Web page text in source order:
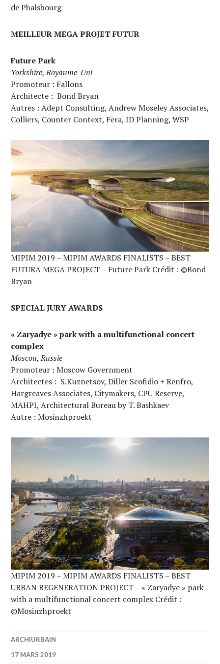
de Phalsbourg
MEILLEUR MEGA PROJET FUTUR
Future Park
Yorkshire, Royaume-Uni
Promoteur : Fallons
Architecte : Bond Bryan
Autres : Adept Consulting, Andrew Moseley Associates,
Colliers, Counter Context, Fera, ID Planning, WSP
MIPIM 2019 – MIPIM AWARDS FINALISTS – BEST
FUTURA MEGA PROJECT – Future Park Crédit : ©Bond
Bryan
SPECIAL JURY AWARDS
« Zaryadye » park with a multifunctional concert
complex
Moscou, Russie
Promoteur : Moscow Government
Architectes : S.Kuznetsov, Diller Scofidio + Renfro,
Hargreaves Associates, Citymakers, CPU Reserve,
MAHPI, Architectural Bureau by T. Bashkaev
Autre : Mosinzhproekt
MIPIM 2019 – MIPIM AWARDS FINALISTS – BEST
URBAN REGENERATION PROJECT – « Zaryadye » park
with a multifunctional concert complex Crédit :
©Mosinzhproekt
ARCHIURBAIN
17 MARS 2019